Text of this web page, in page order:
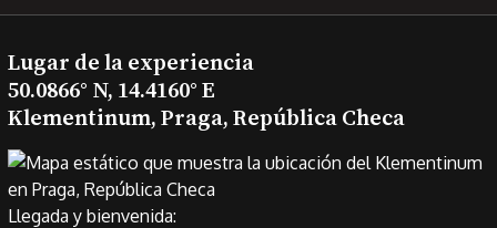
Lugar de la experiencia
50.0866° N, 14.4160° E
Klementinum, Praga, República Checa
Llegada y bienvenida: